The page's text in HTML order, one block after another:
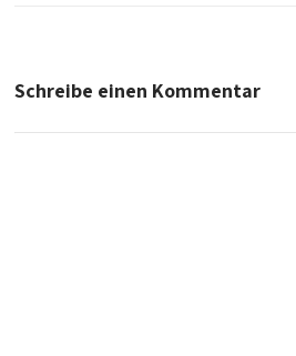
Schreibe einen Kommentar